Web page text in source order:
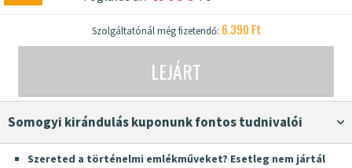
Szolgáltatónál még fizetendő: 6.390 Ft
LEJÁRT
Somogyi kirándulás kuponunk fontos tudnivalói
Szereted a történelmi emlékműveket? Esetleg nem jártál